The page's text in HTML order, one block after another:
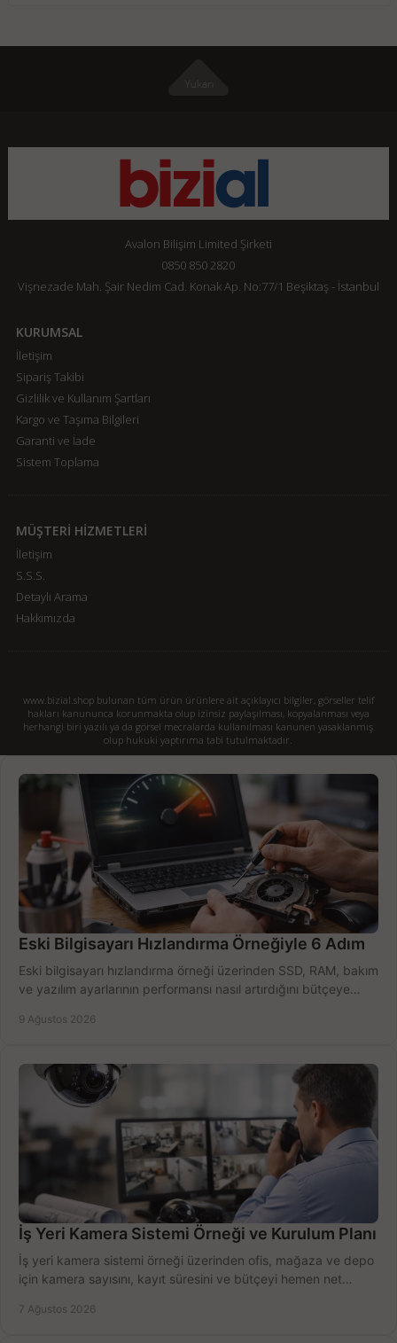
Avalon Bilişim Limited Şirketi
0850 850 2820
Vişnezade Mah. Şair Nedim Cad. Konak Ap. No:77/1 Beşiktaş - İstanbul
KURUMSAL
İletişim
Sipariş Takibi
Gizlilik ve Kullanım Şartları
Kargo ve Taşıma Bilgileri
Garanti ve İade
Sistem Toplama
MÜŞTERİ HİZMETLERİ
İletişim
S.S.S.
Detaylı Arama
Hakkımızda
www.bizial.shop bulunan tüm ürün ürünlere ait açıklayıcı bilgiler, görseller telif
hakları kanununca korunmakta olup izinsiz paylaşılması, kopyalanması veya
herhangi biri yazılı ya da görsel mecralarda kullanılması kanunen yasaklanmış
olup hukuki yaptırıma tabi tutulmaktadır.
Eski Bilgisayarı Hızlandırma Örneğiyle 6 Adım
Eski bilgisayarı hızlandırma örneği üzerinden SSD, RAM, bakım
ve yazılım ayarlarının performansı nasıl artırdığını bütçeye
9 Ağustos 2026
İş Yeri Kamera Sistemi Örneği ve Kurulum Planı
İş yeri kamera sistemi örneği üzerinden ofis, mağaza ve depo
için kamera sayısını, kayıt süresini ve bütçeyi hemen net
7 Ağustos 2026